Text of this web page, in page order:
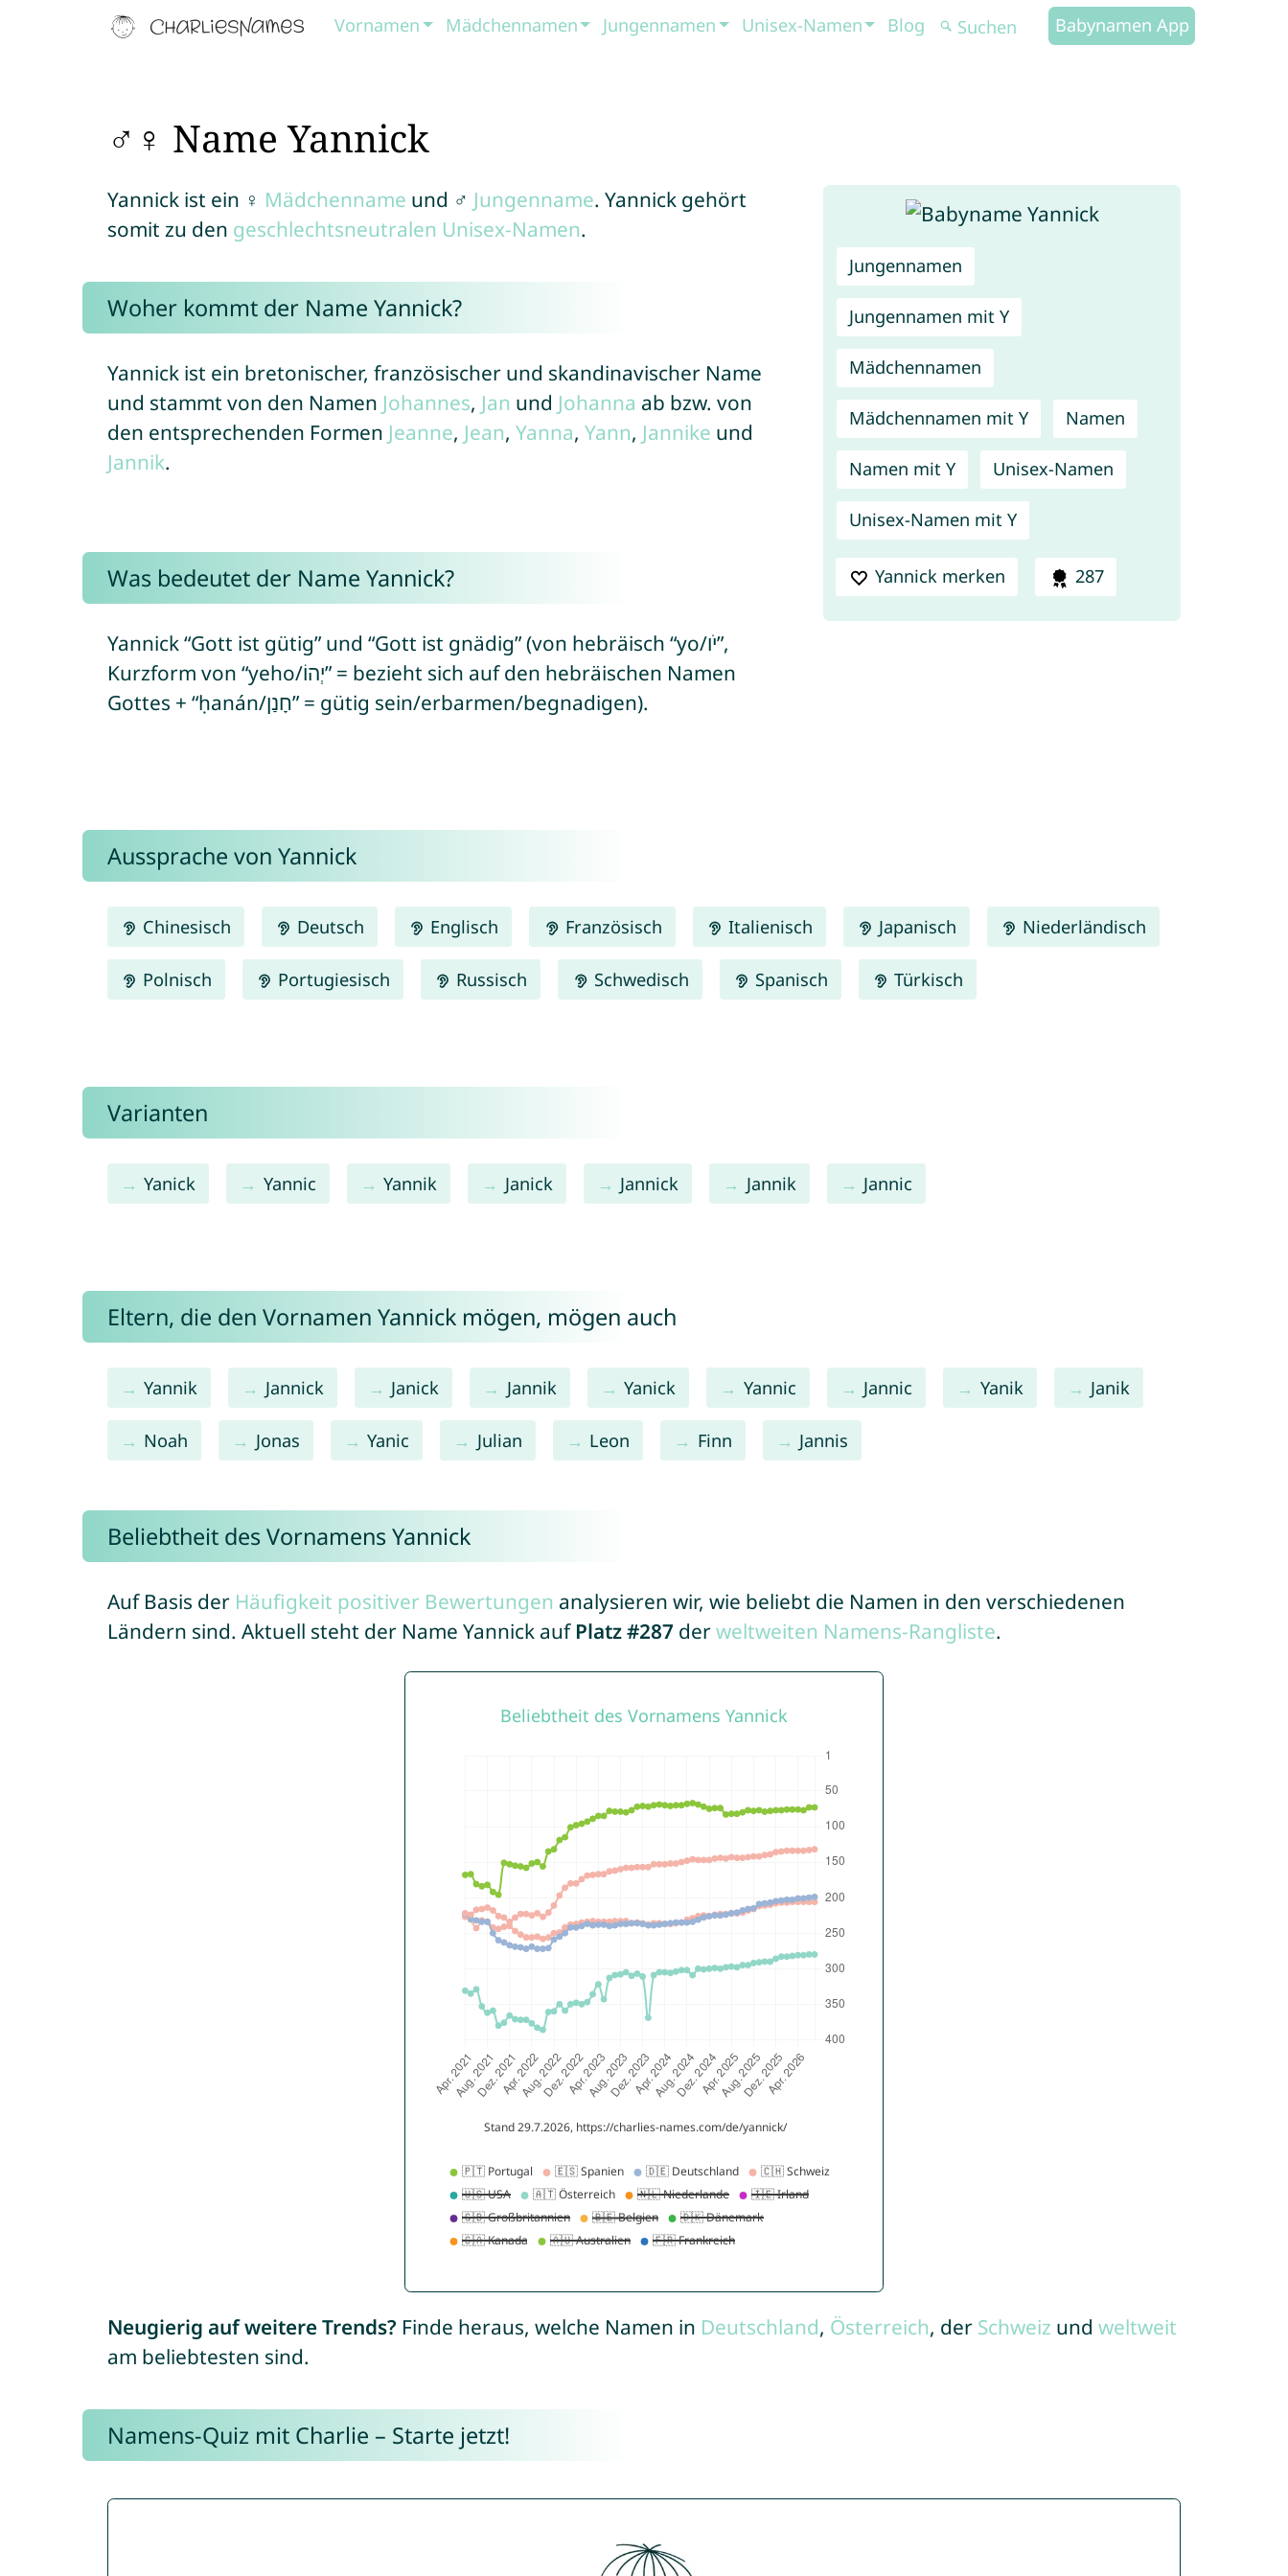
Vornamen Mädchennamen Jungennamen Unisex-Namen Blog Babynamen App
♂♀ Name Yannick
Jungennamen
Jungennamen mit Y
Mädchennamen
Mädchennamen mit Y Namen
Namen mit Y Unisex-Namen
Unisex-Namen mit Y
Yannick merken 287
Yannick ist ein ♀ Mädchenname und ♂ Jungenname. Yannick gehört
somit zu den geschlechtsneutralen Unisex-Namen.
Woher kommt der Name Yannick?
Yannick ist ein bretonischer, französischer und skandinavischer Name
und stammt von den Namen Johannes, Jan und Johanna ab bzw. von
den entsprechenden Formen Jeanne, Jean, Yanna, Yann, Jannike und
Jannik.
Was bedeutet der Name Yannick?
Yannick “Gott ist gütig” und “Gott ist gnädig” (von hebräisch “yo/יֹו”,
Kurzform von “yeho/יְהוֹ” = bezieht sich auf den hebräischen Namen
Gottes + “ḥanán/חָנַן” = gütig sein/erbarmen/begnadigen).
Aussprache von Yannick
Chinesisch Deutsch Englisch Französisch Italienisch Japanisch Niederländisch
Polnisch Portugiesisch Russisch Schwedisch Spanisch Türkisch
Varianten
Yanick Yannic Yannik Janick Jannick Jannik Jannic
Eltern, die den Vornamen Yannick mögen, mögen auch
Yannik Jannick Janick Jannik Yanick Yannic Jannic Yanik Janik
Noah Jonas Yanic Julian Leon Finn Jannis
Beliebtheit des Vornamens Yannick
Auf Basis der Häufigkeit positiver Bewertungen analysieren wir, wie beliebt die Namen in den verschiedenen
Ländern sind. Aktuell steht der Name Yannick auf Platz #287 derweltweiten Namens-Rangliste.
Neugierig auf weitere Trends? Finde heraus, welche Namen in Deutschland, Österreich, der Schweiz und weltweit
am beliebtesten sind.
Namens-Quiz mit Charlie – Starte jetzt!